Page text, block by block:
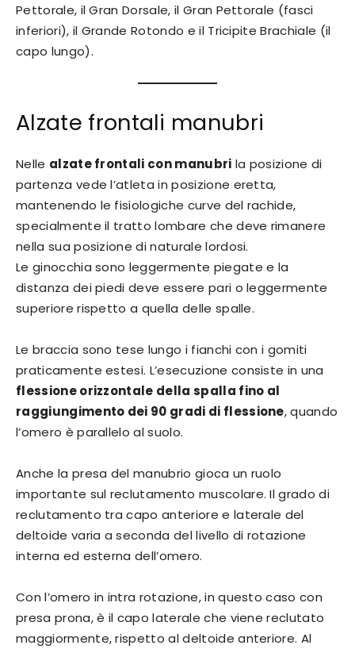
Pettorale, il Gran Dorsale, il Gran Pettorale (fasci
inferiori), il Grande Rotondo e il Tricipite Brachiale (il
capo lungo).
Alzate frontali manubri
Nelle alzate frontali con manubri la posizione di
partenza vede l’atleta in posizione eretta,
mantenendo le fisiologiche curve del rachide,
specialmente il tratto lombare che deve rimanere
nella sua posizione di naturale lordosi.
Le ginocchia sono leggermente piegate e la
distanza dei piedi deve essere pari o leggermente
superiore rispetto a quella delle spalle.
Le braccia sono tese lungo i fianchi con i gomiti
praticamente estesi. L’esecuzione consiste in una
flessione orizzontale della spalla fino al
raggiungimento dei 90 gradi di flessione, quando
l’omero è parallelo al suolo.
Anche la presa del manubrio gioca un ruolo
importante sul reclutamento muscolare. Il grado di
reclutamento tra capo anteriore e laterale del
deltoide varia a seconda del livello di rotazione
interna ed esterna dell’omero.
Con l’omero in intra rotazione, in questo caso con
presa prona, è il capo laterale che viene reclutato
maggiormente, rispetto al deltoide anteriore. Al